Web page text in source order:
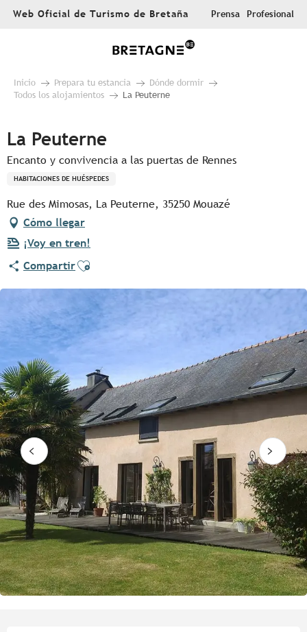
AllerWeb Oficial de Turismo de Bretaña Prensa Profesional
Inicio Prepara tu estancia
Dónde dormir
Todos los alojamientos
La Peuterne
La Peuterne
Encanto y convivencia a las puertas de Rennes
HABITACIONES DE HUÉSPEDES
Rue des Mimosas, La Peuterne, 35250 Mouazé
Cómo llegar
¡Voy en tren!
CompartirAjouter aux favoris